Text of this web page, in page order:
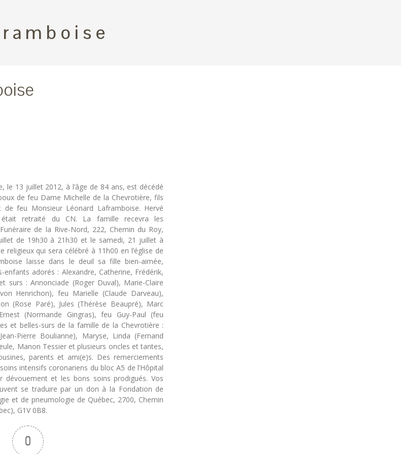
le 13 juillet 2012, à l’âge de 84 ans, est décédé
de feu Dame Michelle de la Chevrotière, fils
feu Monsieur Léonard Laframboise. Hervé
retraité du CN. La famille recevra les
de la Rive-Nord, 222, Chemin du Roy,
de 19h30 à 21h30 et le samedi, 21 juillet à
religieux qui sera célébré à 11h00 en l’église de
laisse dans le deuil sa fille bien-aimée,
enfants adorés : Alexandre, Catherine, Frédérik,
surs : Annonciade (Roger Duval), Marie-Claire
Henrichon), feu Marielle (Claude Darveau),
(Rose Paré), Jules (Thérèse Beaupré), Marc
(Normande Gingras), feu Guy-Paul (feu
et belles-surs de la famille de la Chevrotière :
Pierre Boulianne), Maryse, Linda (Fernand
Manon Tessier et plusieurs oncles et tantes,
parents et ami(e)s. Des remerciements
intensifs coronariens du bloc A5 de l’Hôpital
dévouement et les bons soins prodigués. Vos
se traduire par un don à la Fondation de
et de pneumologie de Québec, 2700, Chemin
G1V 0B8.
0